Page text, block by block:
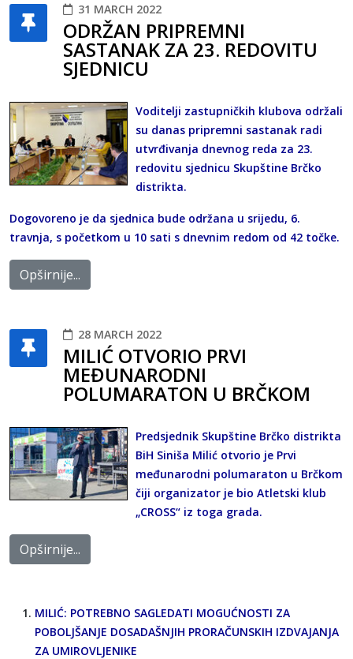
31 MARCH 2022
ODRŽAN PRIPREMNI
SASTANAK ZA 23. REDOVITU
SJEDNICU
Voditelji zastupničkih klubova održali
su danas pripremni sastanak radi
utvrđivanja dnevnog reda za 23.
redovitu sjednicu Skupštine Brčko
distrikta.
Dogovoreno je da sjednica bude održana u srijedu, 6.
travnja, s početkom u 10 sati s dnevnim redom od 42 točke.
Opširnije...
28 MARCH 2022
MILIĆ OTVORIO PRVI
MEĐUNARODNI
POLUMARATON U BRČKOM
Predsjednik Skupštine Brčko distrikta
BiH Siniša Milić otvorio je Prvi
međunarodni polumaraton u Brčkom
čiji organizator je bio Atletski klub
„CROSS“ iz toga grada.
Opširnije...
MILIĆ: POTREBNO SAGLEDATI MOGUĆNOSTI ZA
POBOLJŠANJE DOSADAŠNJIH PRORAČUNSKIH IZDVAJANJA
ZA UMIROVLJENIKE